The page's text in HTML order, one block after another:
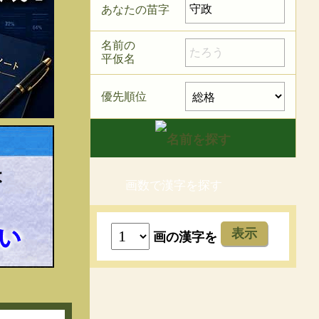
あなたの苗字
名前の
平仮名
優先順位
画数で漢字を探す
画の漢字を 表示